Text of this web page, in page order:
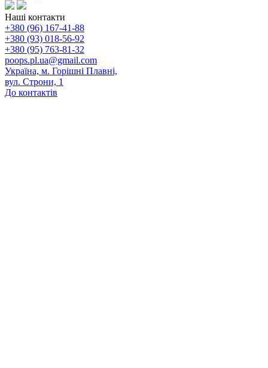
Наші контакти
+380 (96) 167-41-88
+380 (93) 018-56-92
+380 (95) 763-81-32
poops.pl.ua@gmail.com
Україна, м. Горішні Плавні,
вул. Строни, 1
До контактів